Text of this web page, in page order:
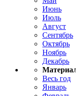
Июнь
Июль
Август
Сентябрь
Октябрь
Ноябрь
Декабрь
Весь год
Январь